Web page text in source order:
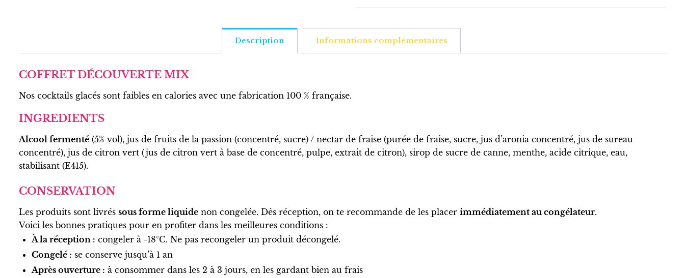
Description Informations complémentaires
COFFRET DÉCOUVERTE MIX
Nos cocktails glacés sont faibles en calories avec une fabrication 100 % française.
INGREDIENTS
Alcool fermenté (5% vol), jus de fruits de la passion (concentré, sucre) / nectar de fraise (purée de fraise, sucre, jus d’aronia concentré, jus de sureau
concentré), jus de citron vert (jus de citron vert à base de concentré, pulpe, extrait de citron), sirop de sucre de canne, menthe, acide citrique, eau,
stabilisant (E415).
CONSERVATION
Les produits sont livrés sous forme liquide non congelée. Dès réception, on te recommande de les placer immédiatement au congélateur.
Voici les bonnes pratiques pour en profiter dans les meilleures conditions :
À la réception : congeler à -18°C. Ne pas recongeler un produit décongelé.
Congelé : se conserve jusqu’à 1 an
Après ouverture : à consommer dans les 2 à 3 jours, en les gardant bien au frais